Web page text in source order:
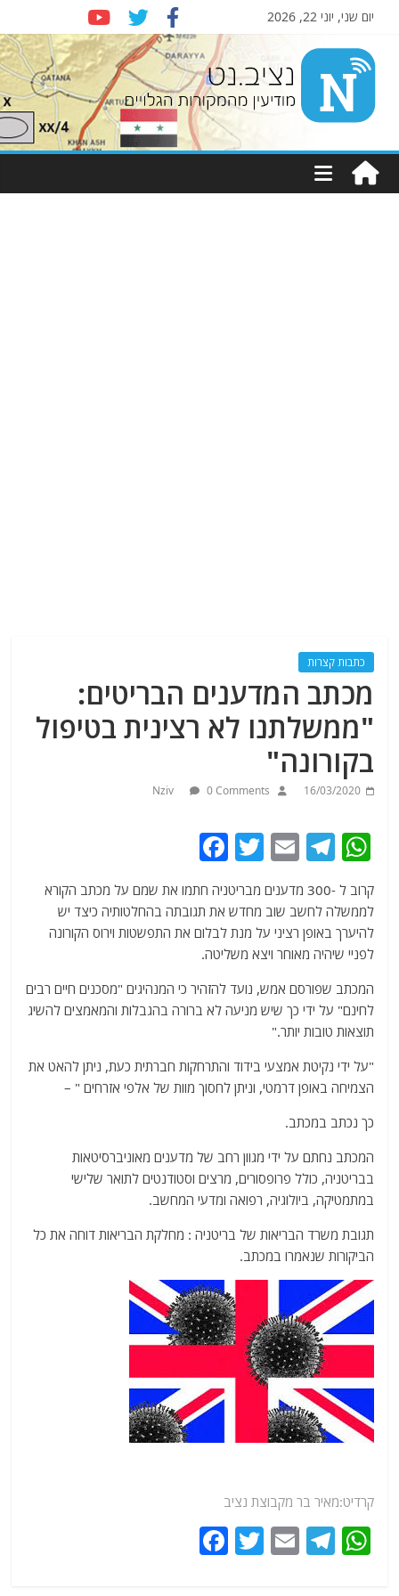
יום שני, יוני 22, 2026
Nziv.net
מודיעין
מהמקורות
כתבות קצרות
מכתב המדענים הבריטים:
"ממשלתנו לא רצינית בטיפול
בקורונה"
16/03/2020
Nziv 0 Comments
W
h
at
s
A
p
p
T
e
g
ra
m
E
ai
l
T
itt
er
c
e
o
o
קרוב ל -300 מדענים מבריטניה חתמו את שמם על מכתב הקורא
לממשלה לחשב שוב מחדש את תגובתה בהחלטותיה כיצד יש
להיערך באופן רציני על מנת לבלום את התפשטות וירוס הקורונה
לפניי שיהיה מאוחר ויצא משליטה.
המכתב שפורסם אמש, נועד להזהיר כי המנהיגים "מסכנים חיים רבים
לחינם" על ידי כך שיש מניעה לא ברורה בהגבלות והמאמצים להשיג
תוצאות טובות יותר."
"על ידי נקיטת אמצעי בידוד והתרחקות חברתית כעת, ניתן להאט את
הצמיחה באופן דרמטי, וניתן לחסוך מוות של אלפי אזרחים " –
כך נכתב במכתב.
המכתב נחתם על ידי מגוון רחב של מדענים מאוניברסיטאות
בבריטניה, כולל פרופסורים, מרצים וסטודנטים לתואר שלישי
במתמטיקה, ביולוגיה, רפואה ומדעי המחשב.
תגובת משרד הבריאות של בריטניה : מחלקת הבריאות דוחה את כל
הביקורות שנאמרו במכתב.
קרדיט:מאיר בר מקבוצת נציב
W
T
E
T